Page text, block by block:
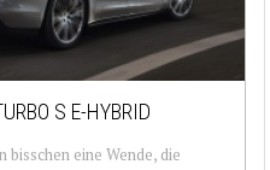
S E-HYBRID
bisschen eine Wende, die